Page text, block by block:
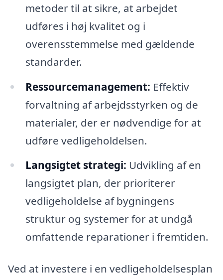
metoder til at sikre, at arbejdet
udføres i høj kvalitet og i
overensstemmelse med gældende
standarder.
Ressourcemanagement: Effektiv
forvaltning af arbejdsstyrken og de
materialer, der er nødvendige for at
udføre vedligeholdelsen.
Langsigtet strategi: Udvikling af en
langsigtet plan, der prioriterer
vedligeholdelse af bygningens
struktur og systemer for at undgå
omfattende reparationer i fremtiden.
Ved at investere i en vedligeholdelsesplan